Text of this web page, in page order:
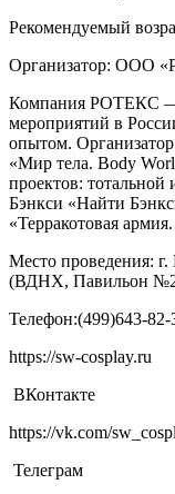
Рекомендуемый
Организатор: ООО
Компания РОТЕКС —
мероприятий в
опытом.
«Мир тела. Body
проектов: тотальной
Бэнкси «Найти
«Терракотовая
Место проведения:
(ВДНХ, Павильон
Телефон:(499)643-82-
https://sw-cosplay.ru
ВКонтакте
https://vk.com/
Телеграм